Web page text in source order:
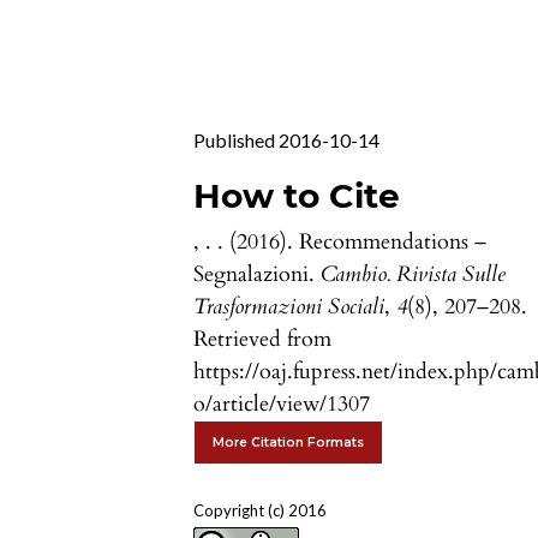
Published 2016-10-14
How to Cite
, . . (2016). Recommendations –
Segnalazioni. Cambio. Rivista Sulle
Trasformazioni Sociali, 4(8), 207–208.
Retrieved from
https://oaj.fupress.net/index.php/
o/article/view/1307
More Citation Formats
Copyright (c) 2016